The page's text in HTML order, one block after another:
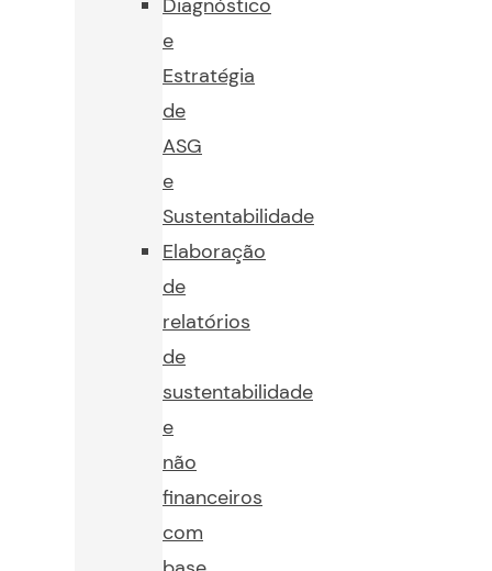
Diagnóstico
e
Estratégia
de
ASG
e
Sustentabilidade
Elaboração
de
relatórios
de
sustentabilidade
e
não
financeiros
com